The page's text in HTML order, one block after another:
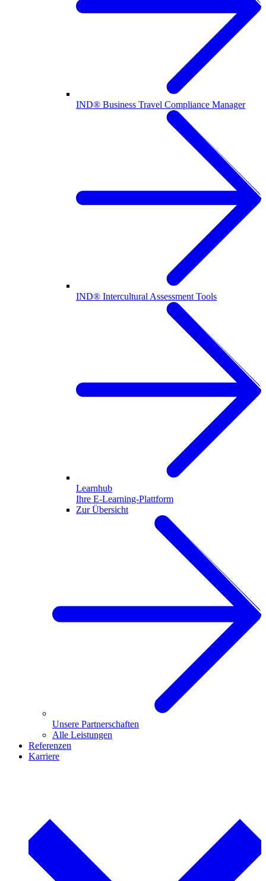
IND® Business Travel Compliance Manager
IND® Intercultural Assessment Tools
Learnhub
Ihre E-Learning-Plattform
Zur Übersicht
Unsere Partnerschaften
Alle Leistungen
Referenzen
Karriere